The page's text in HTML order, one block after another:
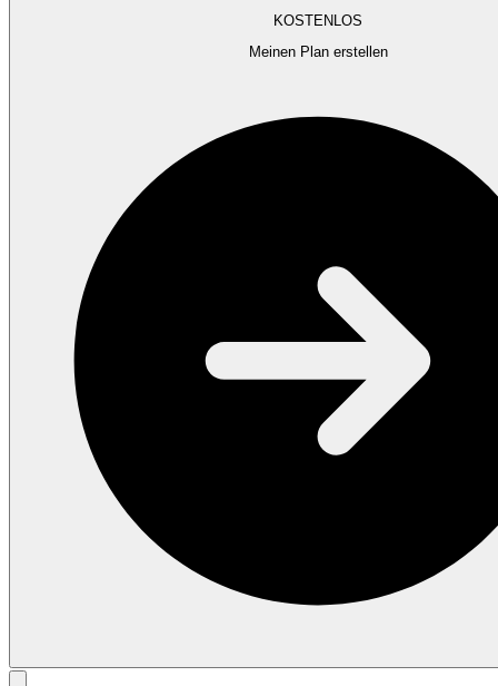
KOSTENLOS
Meinen Plan erstellen